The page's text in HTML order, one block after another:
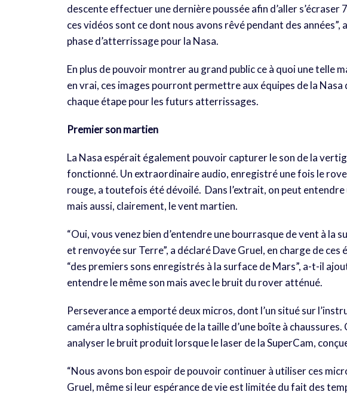
descente effectuer une dernière poussée afin d’aller s’écraser
ces vidéos sont ce dont nous avons rêvé pendant des années”,
phase d’atterrissage pour la Nasa.
En plus de pouvoir montrer au grand public ce à quoi une telle
en vrai, ces images pourront permettre aux équipes de la Nasa
chaque étape pour les futurs atterrissages.
Premier son martien
La Nasa espérait également pouvoir capturer le son de la
fonctionné. Un extraordinaire audio, enregistré une fois le
rouge, a toutefois été dévoilé. Dans l’extrait, on peut
mais aussi, clairement, le vent martien.
“Oui, vous venez bien d’entendre une bourrasque de vent à la
et renvoyée sur Terre”, a déclaré Dave Gruel, en charge de ces
“des premiers sons enregistrés à la surface de Mars”, a-t-il
entendre le même son mais avec le bruit du rover atténué.
Perseverance a emporté deux micros, dont l’un situé sur
caméra ultra sophistiquée de la taille d’une boîte à
analyser le bruit produit lorsque le laser de la SuperCam,
“Nous avons bon espoir de pouvoir continuer à utiliser ces
Gruel, même si leur espérance de vie est limitée du fait des